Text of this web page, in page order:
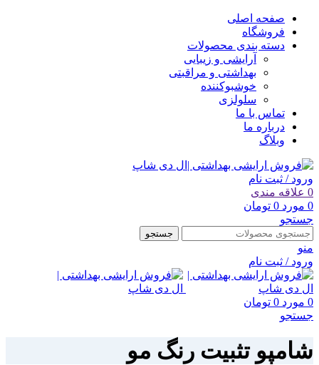
صفحه اصلی
فروشگاه
دسته بندی محصولات
آرایشی و زیبایی
بهداشتی و مراقبتی
خوشبوکننده
سلولزی
تماس با ما
درباره ما
وبلاگ
ورود / ثبت نام
0 علاقه مندی
0 مورد 0 تومان
جستجو
جستجو
منو
ورود / ثبت نام
0 مورد 0 تومان
جستجو
شامپو تثبیت رنگ مو